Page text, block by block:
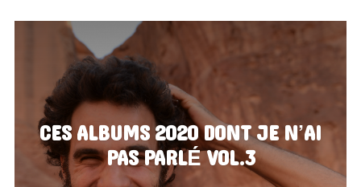
CES ALBUMS 2020 DONT JE N’AI
PAS PARLÉ VOL.3